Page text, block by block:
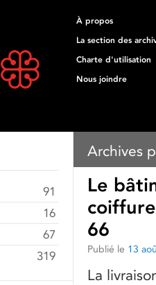
À propos
La section des
Charte d'utilisation
Nous joindre
Archives
Le
66
Publié le 13
La
91
16
67
319